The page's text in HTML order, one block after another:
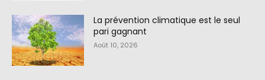
La prévention climatique est le seul
pari gagnant
Août 10, 2026